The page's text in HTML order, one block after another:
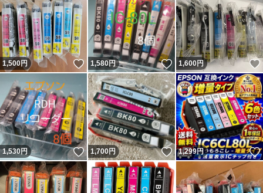
1,500円 いいね！
1,580円 いいね！
1,600円
1,530円 いいね！
1,700円 いいね！
1,299円